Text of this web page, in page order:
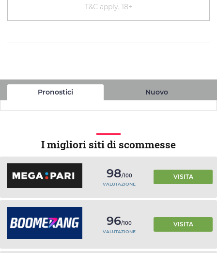
T&C apply, 18+
Pronostici Nuovo
I migliori siti di scommesse
98/100
VALUTAZIONE
VISITA
96/100
VALUTAZIONE
VISITA